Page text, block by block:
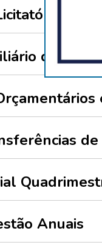
da
Anuais